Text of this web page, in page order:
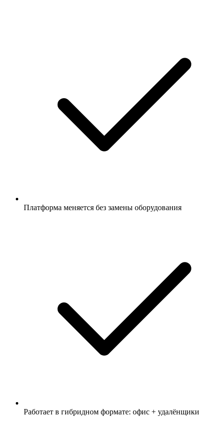
Платформа меняется без замены оборудования
Работает в гибридном формате: офис + удалёнщики